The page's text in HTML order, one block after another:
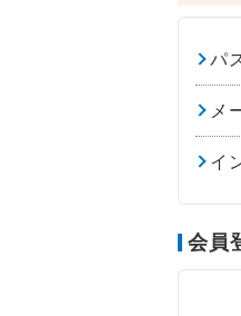
パ
メ
イ
会員